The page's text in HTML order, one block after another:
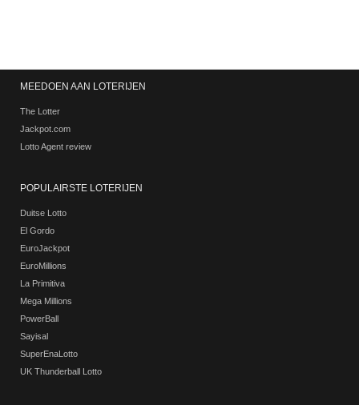
MEEDOEN AAN LOTERIJEN
The Lotter
Jackpot.com
Lotto Agent review
POPULAIRSTE LOTERIJEN
Duitse Lotto
El Gordo
EuroJackpot
EuroMillions
La Primitiva
Mega Millions
PowerBall
Sayisal
SuperEnaLotto
UK Thunderball Lotto